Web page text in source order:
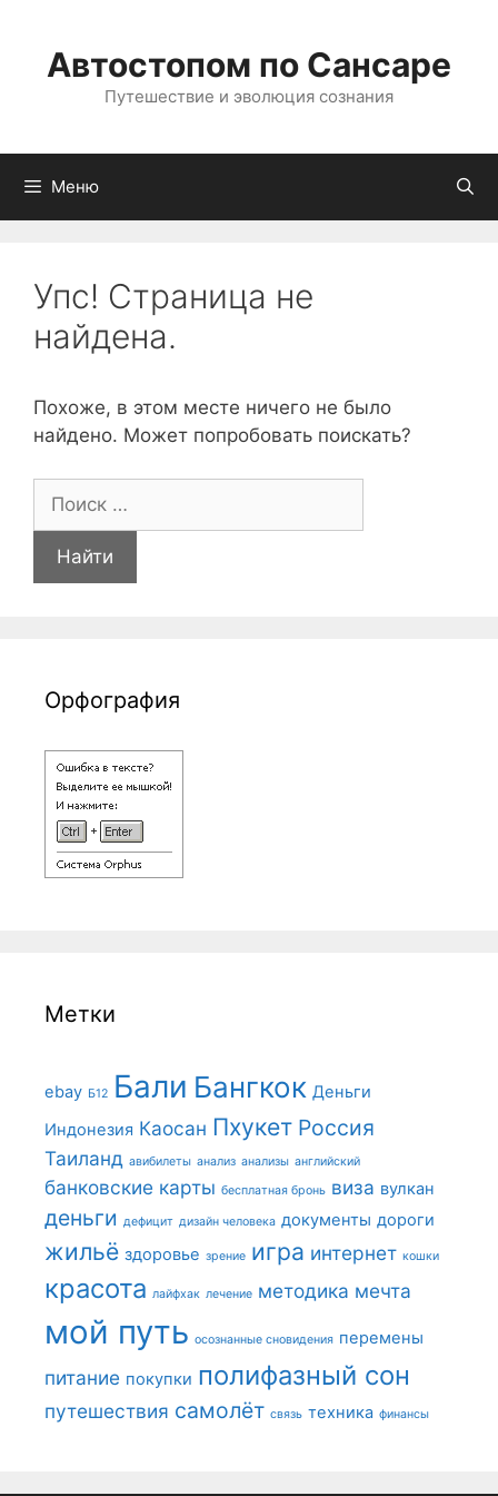
содержимому
Автостопом по Сансаре
Путешествие и эволюция сознания
Меню
Упс! Страница не
найдена.
Похоже, в этом месте ничего не было
найдено. Может попробовать поискать?
Орфография
Метки
ebay Б12 Бали Бангкок Деньги
Индонезия Каосан Пхукет Россия
Таиланд авибилеты анализ анализы английский
банковские карты бесплатная бронь виза вулкан
деньги дефицит дизайн человека документы дороги
жильё здоровье зрение игра интернет кошки
красота лайфхак лечение методика мечта
мой путь осознанные сновидения перемены
питание покупки полифазный сон
путешествия самолёт связь техника финансы